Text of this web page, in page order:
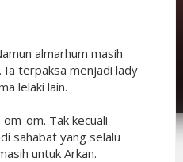
almarhum masih
Ia terpaksa menjadi lady
lelaki lain.
om. Tak kecuali
sahabat yang selalu
untuk Arkan.